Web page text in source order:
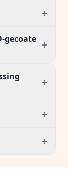
+
gecoate +
+
+
+